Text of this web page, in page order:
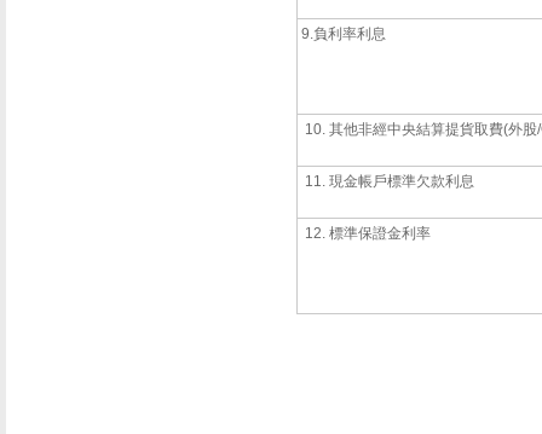
9.負利率利息
10. 其他非經中央結算提貨取費(外股
11. 現金帳戶標準欠款利息
12. 標準保證金利率